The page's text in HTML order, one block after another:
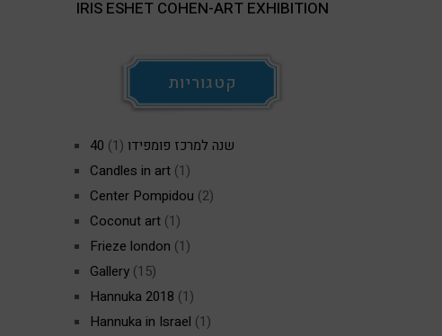
IRIS ESHET COHEN-ART EXHIBITION
קטגוריות
40 שנה למרכז פומפידו (1)
Candles in art (1)
Center Pompidou (2)
Coconut art (1)
Frieze london (1)
Gallery (15)
Hannuka 2018 (1)
Hannuka in Israel (1)